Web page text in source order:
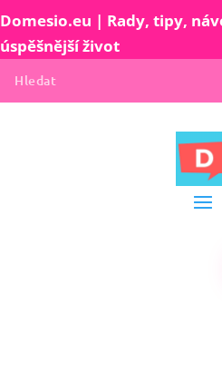
Domesio.eu | Rady, tipy,
úspěšnější život